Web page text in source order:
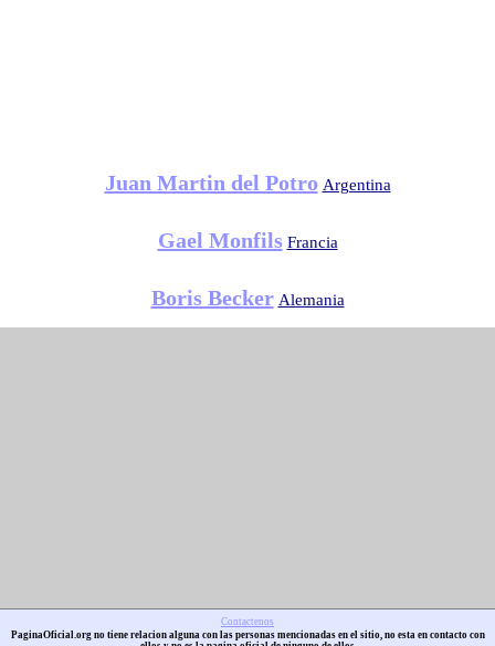
Juan Martin del Potro Argentina
Gael Monfils Francia
Boris Becker Alemania
Contactenos
PaginaOficial.org no tiene relacion alguna con las personas mencionadas en el sitio, no esta en contacto con